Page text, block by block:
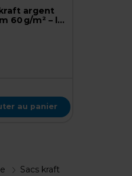
argent
60 g/m² – le
au panier
Sacs kraft